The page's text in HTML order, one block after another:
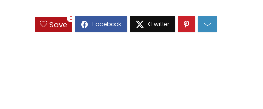
Save
0